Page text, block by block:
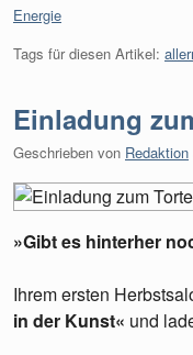
Kategorien:
Energie
Tags für diesen Artikel:
Einladung
Geschrieben von Redaktion
»Gibt es hinterher
Ihrem ersten
in der Kunst« und